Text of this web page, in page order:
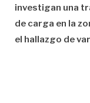
investigan una
de carga en la
el hallazgo de